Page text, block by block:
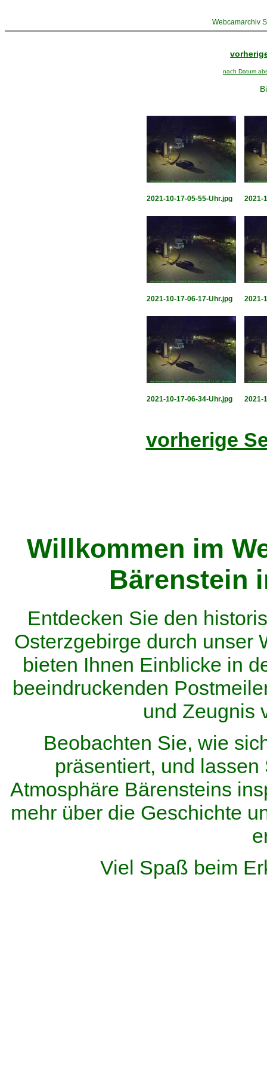
Webcamarchiv
nach Datum
2021-10-17-05-55-Uhr.jpg 2021-
2021-10-17-06-17-Uhr.jpg 2021-
2021-10-17-06-34-Uhr.jpg 2021-
vorherige
Willkommen im
Bärenstein
Entdecken Sie den
Osterzgebirge durch unser
bieten Ihnen Einblicke in
beeindruckenden
und Zeugnis
Beobachten Sie, wie
präsentiert, und
Atmosphäre Bärensteins
mehr über die Geschichte
Viel Spaß beim